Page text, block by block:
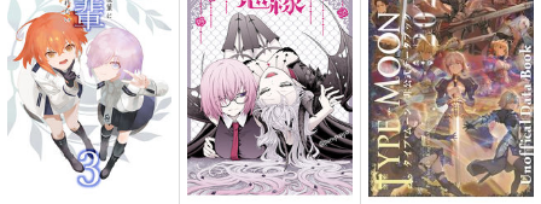
ぽむ屋
770円（税込）
マシュ・キリエライト
サンプル
作品詳細
ReDrop
1,210円（税込）
カーマ
サンプル
作品詳細
チョコレート・ショッ
プ
1,100円（税込）
メリュジーヌ
サンプル
作品詳細